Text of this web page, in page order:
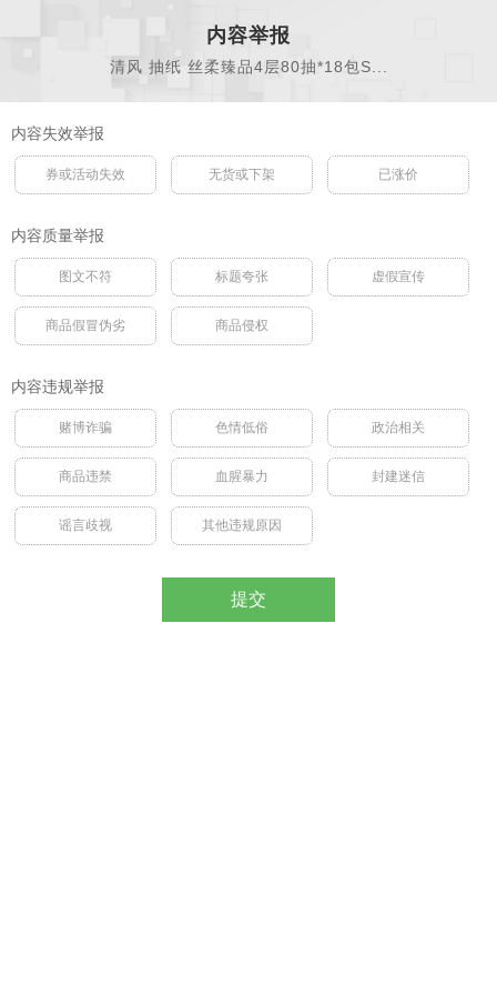
内容举报
清风 抽纸 丝柔臻品4层80抽*18包S...
内容失效举报
券或活动失效 无货或下架 已涨价
内容质量举报
图文不符 标题夸张 虚假宣传
商品假冒伪劣 商品侵权
内容违规举报
赌博诈骗 色情低俗 政治相关
商品违禁 血腥暴力 封建迷信
谣言歧视 其他违规原因
提交